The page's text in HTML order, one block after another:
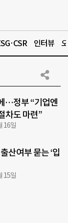
인터뷰
…정부 “기업엔
차도 마련”
16일
산여부 묻는 ‘입
15일